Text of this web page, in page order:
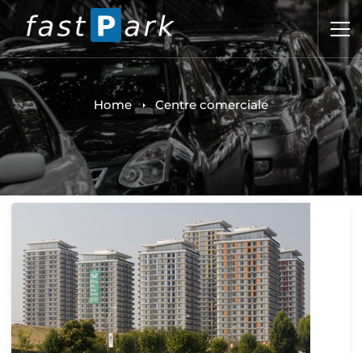
Home Centre comerciale